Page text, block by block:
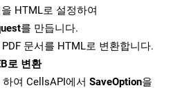
HTML로 설정하여
를 만듭니다.
문서를 HTML로 변환합니다.
로 변환
여 CellsAPI에서 SaveOption을